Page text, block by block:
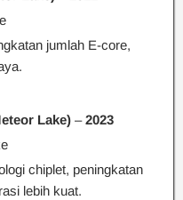
jumlah E-core,
Lake) –2023
chiplet, peningkatan
lebih kuat.